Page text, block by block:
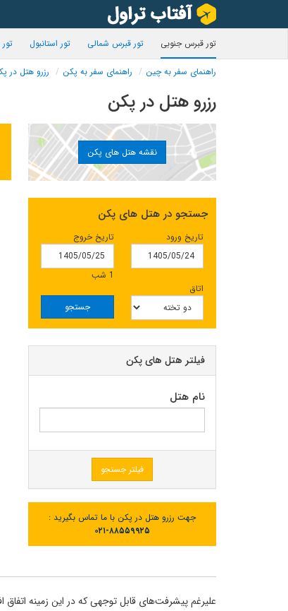
تور قبرس جنوبی تور قبرس شمالی تور استانبول
راهنمای سفر به چین راهنمای سفر به پکن رزرو هتل در
رزرو هتل در پکن
نقشه هتل های پکن
جستجو در هتل های پکن
تاریخ ورود تاریخ خروج
1 شب
اتاق
جستجو
فیلتر هتل های پکن
نام هتل
فیلتر جستجو
جهت رزرو هتل در پکن با ما تماس بگیرید :
۰۲۱-۸۸۵۵۹۹۲۵
علیرغم پیشرفت‌های قابل توجهی که در این زمینه